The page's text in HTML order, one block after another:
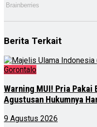
Berita Terkait
Gorontalo
Warning MUI! Pria Pakai
Agustusan Hukumnya
9 Agustus 2026